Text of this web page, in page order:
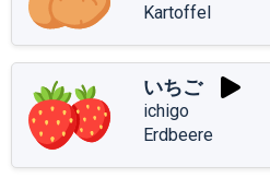
Kartoffel
いちご
ichigo
Erdbeere